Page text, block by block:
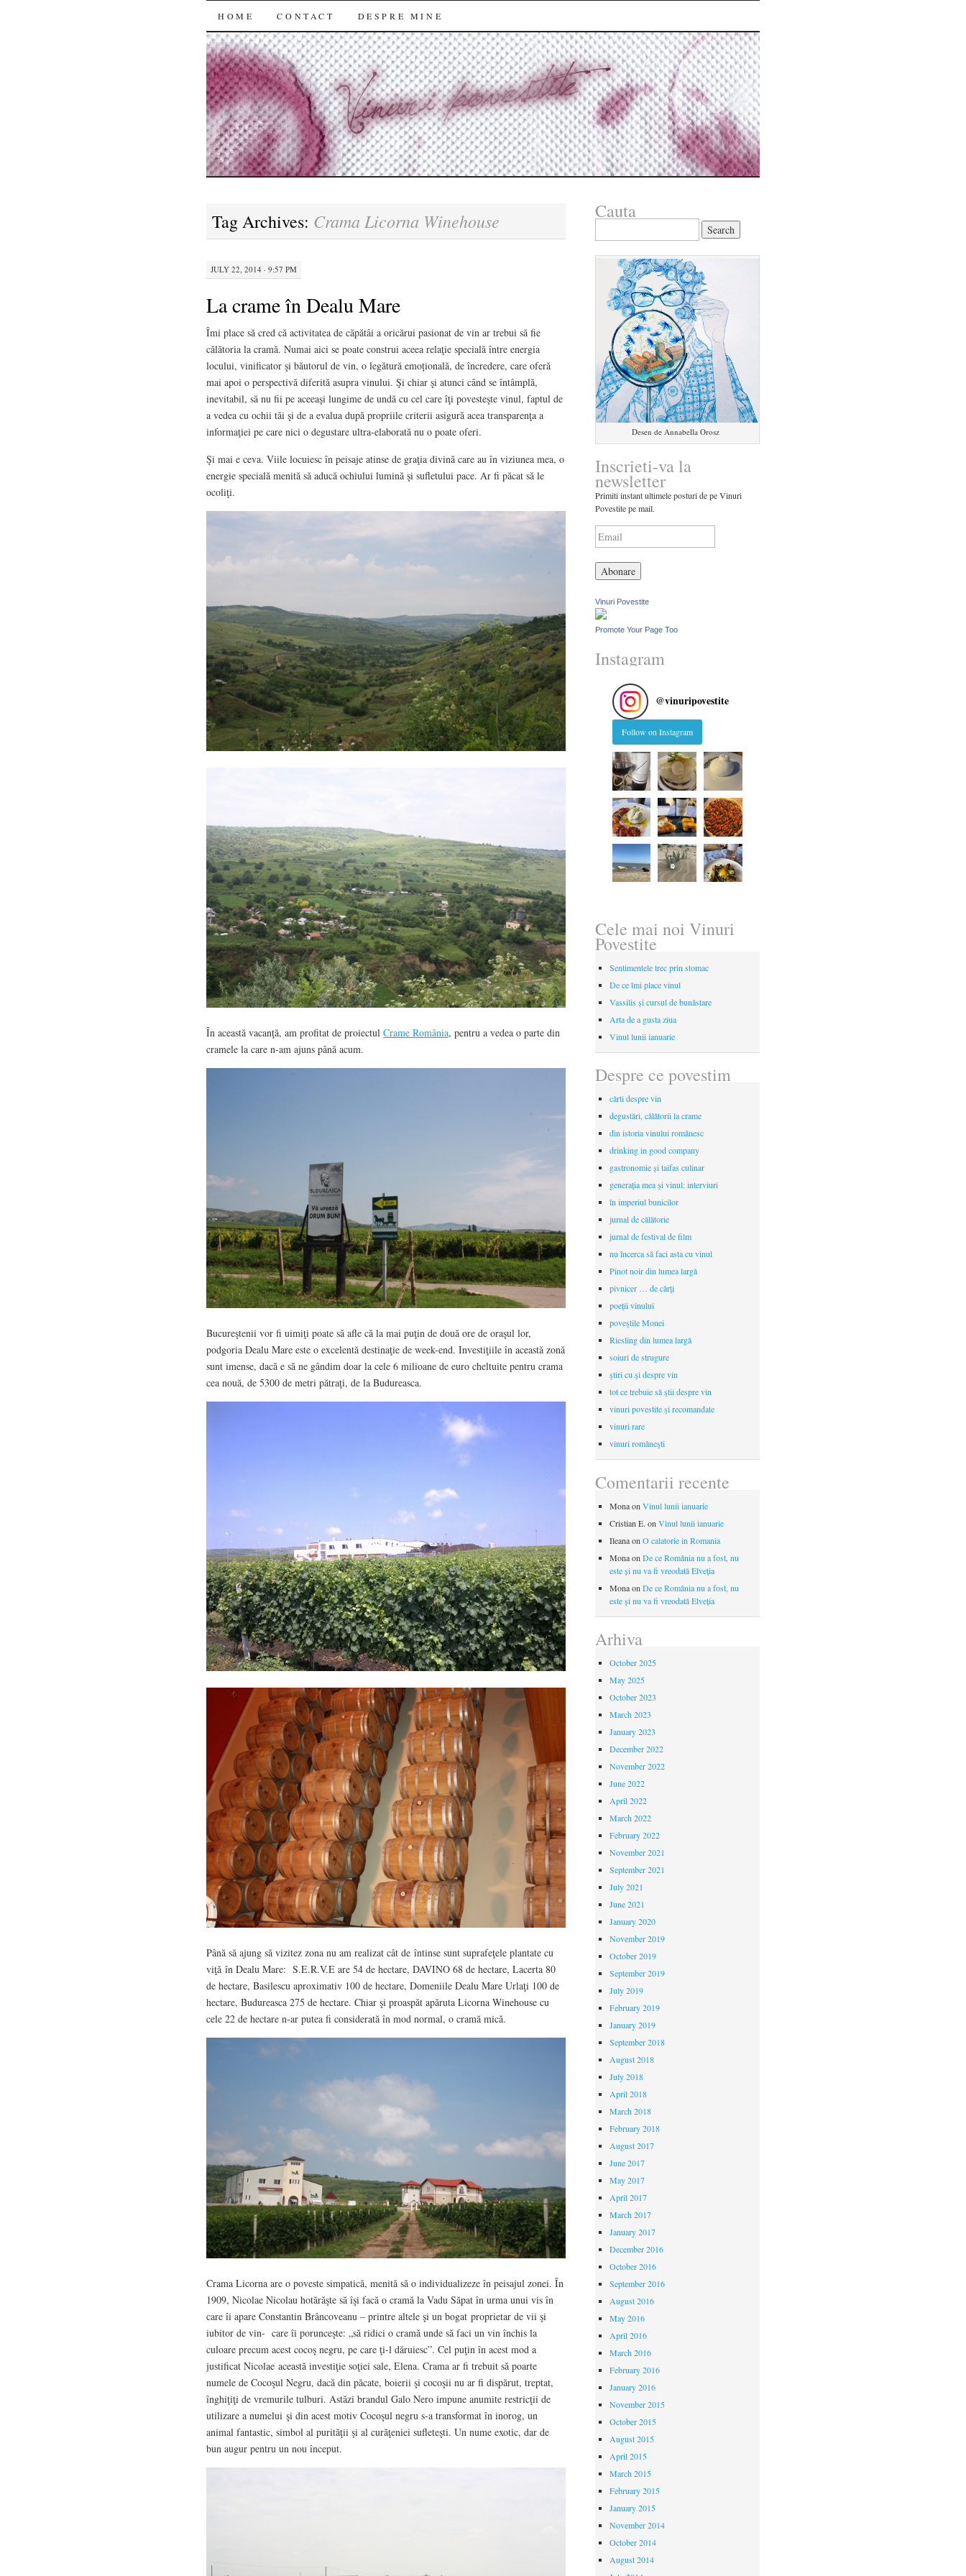
SKIP
TO
CONTENT
HOME CONTACT DESPRE MINE
Tag Archives: Crama Licorna Winehouse
JULY 22, 2014 · 9:57 PM
La crame în Dealu Mare
Îmi place să cred că activitatea de căpătâi a oricărui pasionat de vin ar trebui să fie
călătoria la cramă. Numai aici se poate construi aceea relaţie specială între energia
locului, vinificator şi băutorul de vin, o legătură emoțională, de încredere, care oferă
mai apoi o perspectivă diferită asupra vinului. Şi chiar şi atunci când se întâmplă,
inevitabil, să nu fii pe aceeaşi lungime de undă cu cel care îţi povesteşte vinul, faptul de
a vedea cu ochii tăi şi de a evalua după propriile criterii asigură acea transparenţa a
informaţiei pe care nici o degustare ultra-elaborată nu o poate oferi.
Şi mai e ceva. Viile locuiesc în peisaje atinse de graţia divină care au în viziunea mea, o
energie specială menită să aducă ochiului lumină şi sufletului pace. Ar fi păcat să le
ocoliţi.
În această vacanţă, am profitat de proiectul Crame România, pentru a vedea o parte din
cramele la care n-am ajuns până acum.
Bucureştenii vor fi uimiţi poate să afle că la mai puţin de două ore de oraşul lor,
podgoria Dealu Mare este o excelentă destinaţie de week-end. Investiţiile în această zonă
sunt imense, dacă e să ne gândim doar la cele 6 milioane de euro cheltuite pentru crama
cea nouă, de 5300 de metri pătraţi, de la Budureasca.
Până să ajung să vizitez zona nu am realizat cât de întinse sunt suprafeţele plantate cu
viţă în Dealu Mare: S.E.R.V.E are 54 de hectare, DAVINO 68 de hectare, Lacerta 80
de hectare, Basilescu aproximativ 100 de hectare, Domeniile Dealu Mare Urlaţi 100 de
hectare, Budureasca 275 de hectare. Chiar şi proaspăt apăruta Licorna Winehouse cu
cele 22 de hectare n-ar putea fi considerată în mod normal, o cramă mică.
Crama Licorna are o poveste simpatică, menită să o individualizeze în peisajul zonei. În
1909, Nicolae Nicolau hotărăşte să îşi facă o cramă la Vadu Săpat în urma unui vis în
care îi apare Constantin Brâncoveanu – printre altele şi un bogat proprietar de vii şi
iubitor de vin- care îi porunceşte: „să ridici o cramă unde să faci un vin închis la
culoare precum acest cocoş negru, pe care ţi-l dăruiesc”. Cel puţin în acest mod a
justificat Nicolae această investiţie soţiei sale, Elena. Crama ar fi trebuit să poarte
numele de Cocoşul Negru, dacă din păcate, boierii şi cocoşii nu ar fi dispărut, treptat,
înghiţiţi de vremurile tulburi. Astăzi brandul Galo Nero impune anumite restricţii de
utilizare a numelui şi din acest motiv Cocoşul negru s-a transformat în inorog, un
animal fantastic, simbol al purităţii şi al curăţeniei sufleteşti. Un nume exotic, dar de
bun augur pentru un nou început.
Cauta
Desen de Annabella Orosz
Inscrieti-va la
newsletter
Primiti instant ultimele posturi de pe Vinuri
Povestite pe mail.
Vinuri Povestite
Promote Your Page Too
Instagram
@vinuripovestite
Follow on Instagram
Cele mai noi Vinuri
Povestite
Sentimentele trec prin stomac
De ce îmi place vinul
Vassilis și cursul de bunăstare
Arta de a gusta ziua
Vinul lunii ianuarie
Despre ce povestim
cărti despre vin
degustări, călătorii la crame
din istoria vinului românesc
drinking in good company
gastronomie și taifas culinar
generaţia mea şi vinul: interviuri
în imperiul bunicilor
jurnal de călătorie
jurnal de festival de film
nu încerca să faci asta cu vinul
Pinot noir din lumea largă
pivnicer … de cărţi
poeții vinului
poveştile Monei
Riesling din lumea largă
soiuri de strugure
ştiri cu şi despre vin
tot ce trebuie să ştii despre vin
vinuri povestite şi recomandate
vinuri rare
vinuri româneşti
Comentarii recente
Monaon Vinul lunii ianuarie
Cristian E. on Vinul lunii ianuarie
Ileanaon O calatorie in Romania
Monaon De ce România nu a fost, nu
este și nu va fi vreodată Elveția
Monaon De ce România nu a fost, nu
este și nu va fi vreodată Elveția
Arhiva
October 2025
May 2025
October 2023
March 2023
January 2023
December 2022
November 2022
June 2022
April 2022
March 2022
February 2022
November 2021
September 2021
July 2021
June 2021
January 2020
November 2019
October 2019
September 2019
July 2019
February 2019
January 2019
September 2018
August 2018
July 2018
April 2018
March 2018
February 2018
August 2017
June 2017
May 2017
April 2017
March 2017
January 2017
December 2016
October 2016
September 2016
August 2016
May 2016
April 2016
March 2016
February 2016
January 2016
November 2015
October 2015
August 2015
April 2015
March 2015
February 2015
January 2015
November 2014
October 2014
August 2014